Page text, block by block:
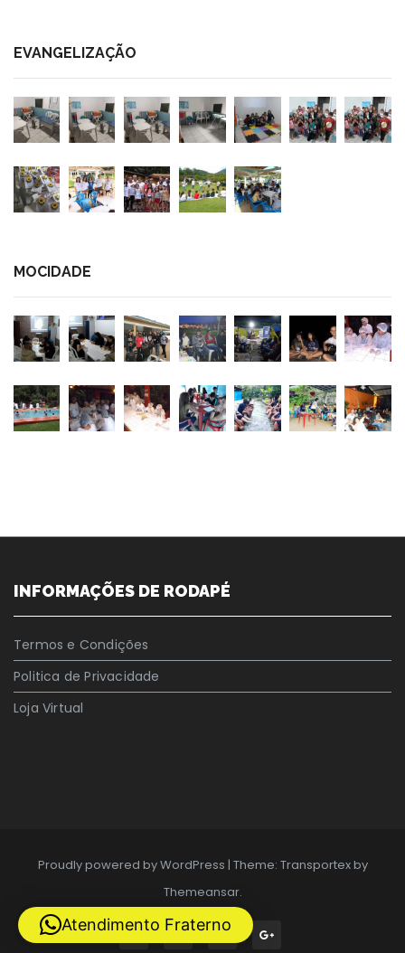
EVANGELIZAÇÃO
MOCIDADE
INFORMAÇÕES DE RODAPÉ
Termos e Condições
Politica de Privacidade
Loja Virtual
Proudly powered by WordPress | Theme: Transportex by
Themeansar.
Atendimento Fraterno